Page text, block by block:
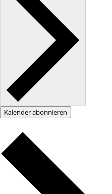
Kalender abonnieren